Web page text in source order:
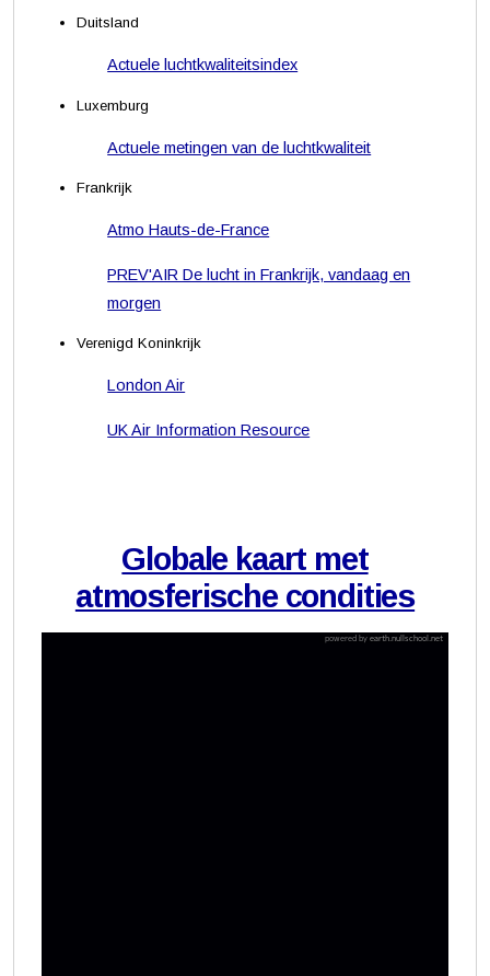
Duitsland
Actuele luchtkwaliteitsindex
Luxemburg
Actuele metingen van de luchtkwaliteit
Frankrijk
Atmo Hauts-de-France
PREV'AIR De lucht in Frankrijk, vandaag en
morgen
Verenigd Koninkrijk
London Air
UK Air Information Resource
Globale kaart met
atmosferische condities